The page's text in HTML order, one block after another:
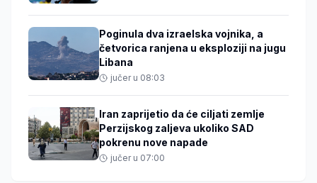
Poginula dva izraelska vojnika, a
četvorica ranjena u eksploziji na jugu
Libana
jučer u 08:03
Iran zaprijetio da će ciljati zemlje
Perzijskog zaljeva ukoliko SAD
pokrenu nove napade
jučer u 07:00